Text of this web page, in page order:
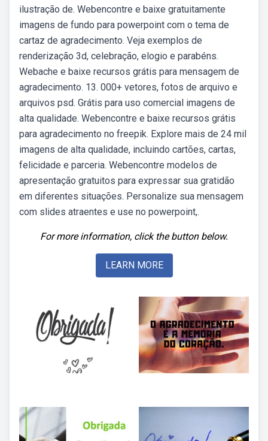
ilustração de. Webencontre e baixe gratuitamente
imagens de fundo para powerpoint com o tema de
cartaz de agradecimento. Veja exemplos de
renderização 3d, celebração, elogio e parabéns.
Webache e baixe recursos grátis para mensagem de
agradecimento. 13. 000+ vetores, fotos de arquivo e
arquivos psd. Grátis para uso comercial imagens de
alta qualidade. Webencontre e baixe recursos grátis
para agradecimento no freepik. Explore mais de 24 mil
imagens de alta qualidade, incluindo cartões, cartas,
felicidade e parceria. Webencontre modelos de
apresentação gratuitos para expressar sua gratidão
em diferentes situações. Personalize sua mensagem
com slides atraentes e use no powerpoint,.
For more information, click the button below.
LEARN MORE